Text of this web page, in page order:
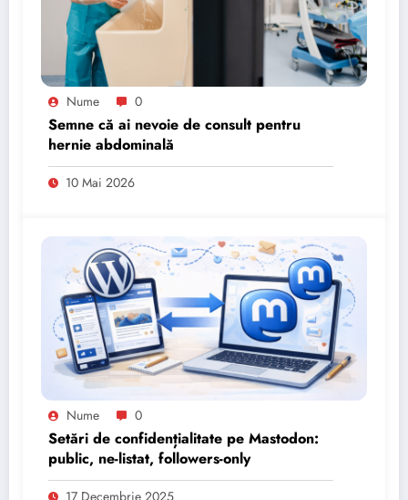
Nume 0
Semne că ai nevoie de consult pentru
hernie abdominală
10 Mai 2026
Nume 0
Setări de confidențialitate pe Mastodon:
public, ne-listat, followers-only
17 Decembrie 2025